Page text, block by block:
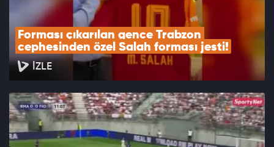
Forması çıkarılan gence Trabzon
cephesinden özel Salah forması jesti!
İZLE